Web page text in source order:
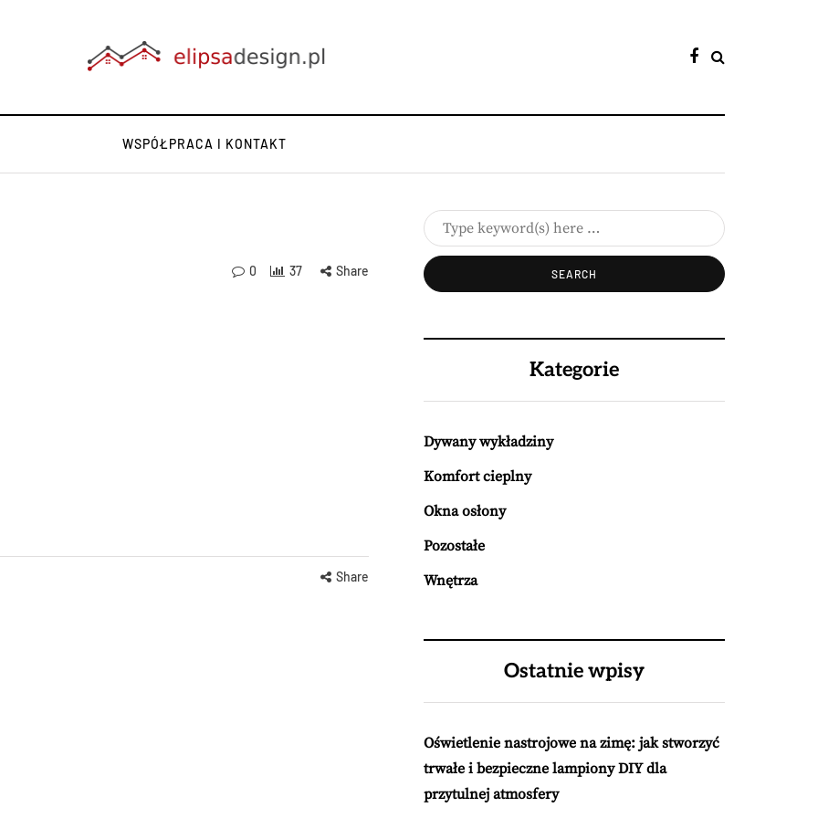
WSPÓŁPRACA I KONTAKT
0 37 Share
Share
Kategorie
Dywany wykładziny
Komfort cieplny
Okna osłony
Pozostałe
Wnętrza
Ostatnie wpisy
Oświetlenie nastrojowe na zimę: jak stworzyć
trwałe i bezpieczne lampiony DIY dla
przytulnej atmosfery